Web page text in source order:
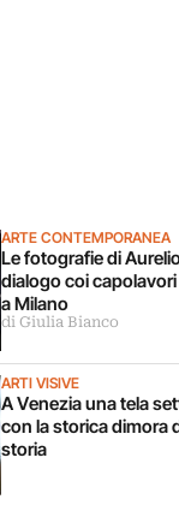
ARTE CONTEMPORANEA
Le fotografie di
dialogo coi
a Milano
di Giulia Bianco
ARTI VISIVE
A Venezia una tela
con la storica dimora
storia